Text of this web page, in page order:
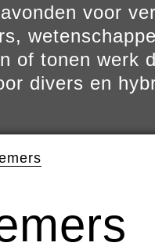
voor
of tonen werk
divers en